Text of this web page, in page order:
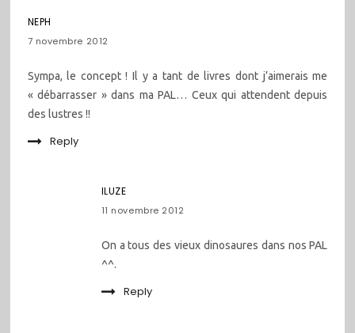
NEPH
7 novembre 2012
Sympa, le concept ! Il y a tant de livres dont j’aimerais me
« débarrasser » dans ma PAL… Ceux qui attendent depuis
des lustres !!
Reply
ILUZE
11 novembre 2012
On a tous des vieux dinosaures dans nos PAL
^^.
Reply